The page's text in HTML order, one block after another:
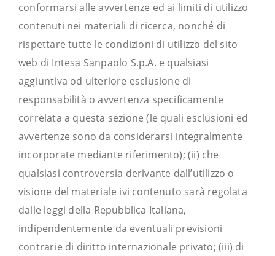
conformarsi alle avvertenze ed ai limiti di utilizzo
contenuti nei materiali di ricerca, nonché di
rispettare tutte le condizioni di utilizzo del sito
web di Intesa Sanpaolo S.p.A. e qualsiasi
aggiuntiva od ulteriore esclusione di
responsabilità o avvertenza specificamente
correlata a questa sezione (le quali esclusioni ed
avvertenze sono da considerarsi integralmente
incorporate mediante riferimento); (ii) che
qualsiasi controversia derivante dall’utilizzo o
visione del materiale ivi contenuto sarà regolata
dalle leggi della Repubblica Italiana,
indipendentemente da eventuali previsioni
contrarie di diritto internazionale privato; (iii) di